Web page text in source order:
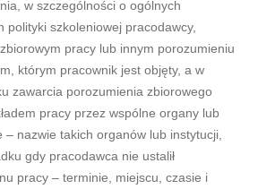
w szczególności o ogólnych
polityki szkoleniowej pracodawcy,
zbiorowym pracy lub innym porozumieniu
którym pracownik jest objęty, a w
zawarcia porozumienia zbiorowego
pracy przez wspólne organy lub
– nazwie takich organów lub instytucji,
gdy pracodawca nie ustalił
pracy – terminie, miejscu, czasie i